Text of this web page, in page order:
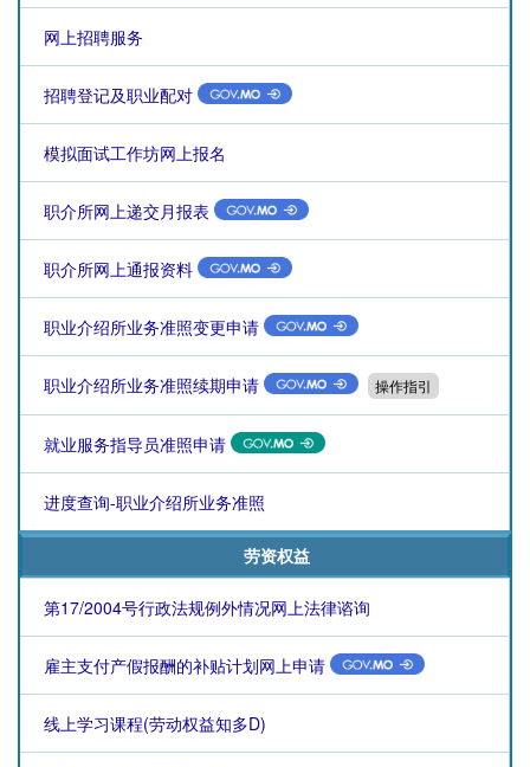
网上招聘服务
招聘登记及职业配对
模拟面试工作坊网上报名
职介所网上递交月报表
职介所网上通报资料
职业介绍所业务准照变更申请
职业介绍所业务准照续期申请 操作指引
就业服务指导员准照申请
进度查询-职业介绍所业务准照
劳资权益
第17/2004号行政法规例外情况网上法律谘询
雇主支付产假报酬的补贴计划网上申请
线上学习课程(劳动权益知多D)